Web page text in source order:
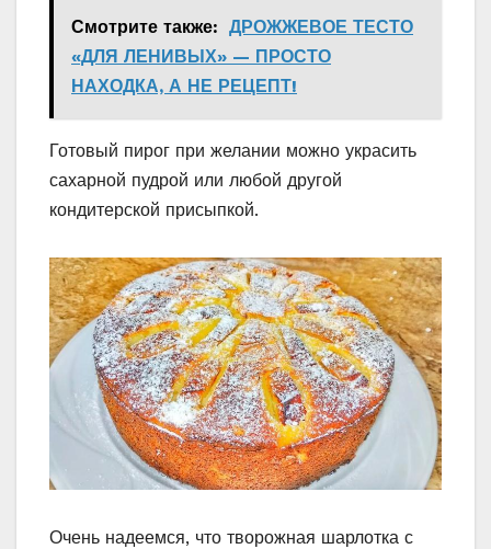
Смотрите также: ДРОЖЖЕВОЕ ТЕСТО
«ДЛЯ ЛЕНИВЫХ» — ПРОСТО
НАХОДКА, А НЕ РЕЦЕПТ!
Готовый пирог при желании можно украсить
сахарной пудрой или любой другой
кондитерской присыпкой.
Очень надеемся, что творожная шарлотка с